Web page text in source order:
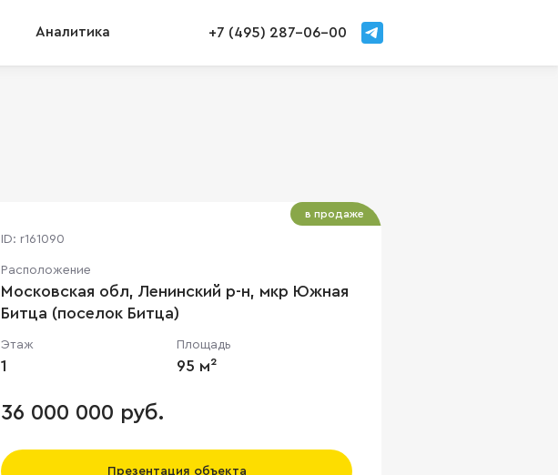
Аналитика +7 (495) 287-06-00
ID: r161090
Расположение
Московская обл, Ленинский р-н, мкр Южная
Битца (поселок Битца)
Этаж
1
Площадь
95 м²
36 000 000 руб.
Презентация объекта
в продаже